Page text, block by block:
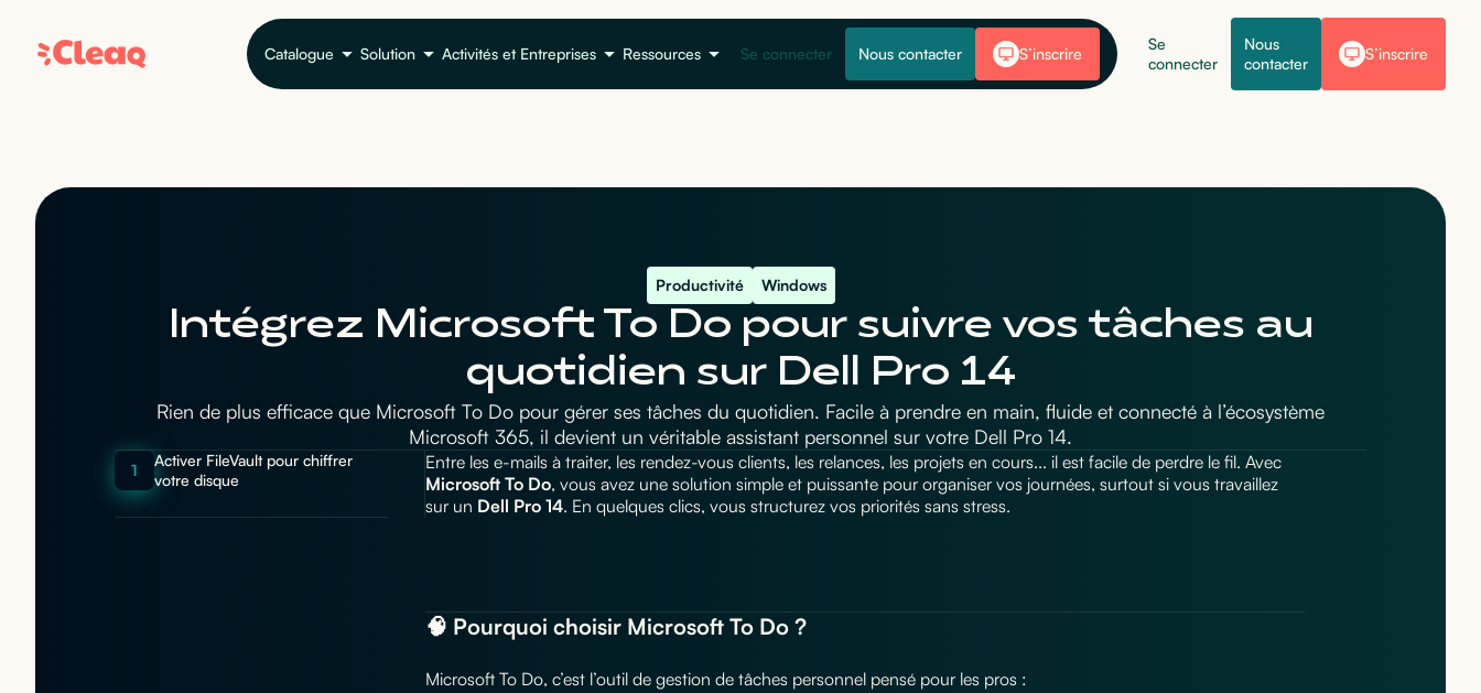
Catalogue Solution Activités et Entreprises Ressources Se connecter Nous contacter S’inscrire
Se
connecter
Nous
contacter
S’inscrire
Productivité Windows
Intégrez Microsoft To Do pour suivre vos tâches au
quotidien sur Dell Pro 14
Rien de plus efficace que Microsoft To Do pour gérer ses tâches du quotidien. Facile à prendre en main, fluide et connecté à l’écosystème
Microsoft 365, il devient un véritable assistant personnel sur votre Dell Pro 14.
1
Activer FileVault pour chiffrer
votre disque
Entre les e-mails à traiter, les rendez-vous clients, les relances, les projets en cours... il est facile de perdre le fil. Avec
Microsoft To Do, vous avez une solution simple et puissante pour organiser vos journées, surtout si vous travaillez
sur un Dell Pro 14. En quelques clics, vous structurez vos priorités sans stress.
🧠 Pourquoi choisir Microsoft To Do ?
Microsoft To Do, c’est l’outil de gestion de tâches personnel pensé pour les pros :